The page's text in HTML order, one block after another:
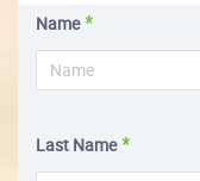
Name
Last Name